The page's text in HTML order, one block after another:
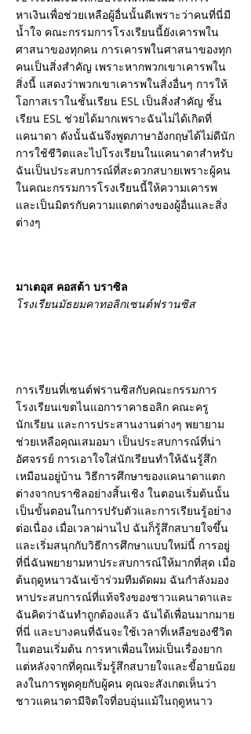
หาเงินเพื่อช่วยเหลือผู้อื่นนั้นดีเพราะว่าคนที่นี่มี
น้ำใจ คณะกรรมการโรงเรียนนี้ยังเคารพใน
ศาสนาของทุกคน การเคารพในศาสนาของทุก
คนเป็นสิ่งสำคัญ เพราะหากพวกเขาเคารพใน
สิ่งนี้ แสดงว่าพวกเขาเคารพในสิ่งอื่นๆ การให้
โอกาสเราในชั้นเรียน ESL เป็นสิ่งสำคัญ ชั้น
เรียน ESL ช่วยได้มากเพราะฉันไม่ได้เกิดที่
แคนาดา ดังนั้นฉันจึงพูดภาษาอังกฤษได้ไม่ดีนัก
การใช้ชีวิตและไปโรงเรียนในแคนาดาสำหรับ
ฉันเป็นประสบการณ์ที่สะดวกสบายเพราะผู้คน
ในคณะกรรมการโรงเรียนนี้ให้ความเคารพ
และเป็นมิตรกับความแตกต่างของผู้อื่นและสิ่ง
ต่างๆ
มาเตอุส คอสต้า บราซิล
โรงเรียนมัธยมคาทอลิกเซนต์ฟรานซิส
การเรียนที่เซนต์ฟรานซิสกับคณะกรรมการ
โรงเรียนเขตไนแอการาคาธอลิก คณะครู
นักเรียน และการประสานงานต่างๆ พยายาม
ช่วยเหลือคุณเสมอมา เป็นประสบการณ์ที่น่า
อัศจรรย์ การเอาใจใส่นักเรียนทำให้ฉันรู้สึก
เหมือนอยู่บ้าน วิธีการศึกษาของแคนาดาแตก
ต่างจากบราซิลอย่างสิ้นเชิง ในตอนเริ่มต้นนั้น
เป็นขั้นตอนในการปรับตัวและการเรียนรู้อย่าง
ต่อเนื่อง เมื่อเวลาผ่านไป ฉันก็รู้สึกสบายใจขึ้น
และเริ่มสนุกกับวิธีการศึกษาแบบใหม่นี้ การอยู่
ที่นี่ฉันพยายามหาประสบการณ์ให้มากที่สุด เมื่อ
ต้นฤดูหนาวฉันเข้าร่วมทีมดัดผม ฉันกำลังมอง
หาประสบการณ์ที่แท้จริงของชาวแคนาดาและ
ฉันคิดว่าฉันทำถูกต้องแล้ว ฉันได้เพื่อนมากมาย
ที่นี่ และบางคนที่ฉันจะใช้เวลาที่เหลือของชีวิต
ในตอนเริ่มต้น การหาเพื่อนใหม่เป็นเรื่องยาก
แต่หลังจากที่คุณเริ่มรู้สึกสบายใจและขี้อายน้อย
ลงในการพูดคุยกับผู้คน คุณจะสังเกตเห็นว่า
ชาวแคนาดามีจิตใจที่อบอุ่นแม้ในฤดูหนาว